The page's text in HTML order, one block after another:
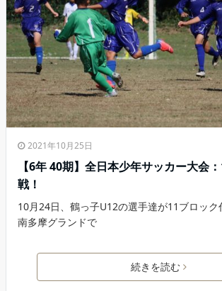
2021年10月25日
【6年 40期】全日本少年サッカー大会
戦！
10月24日、鶴っ子U12の選手達が11ブロック
南多摩グランドで
続きを読む